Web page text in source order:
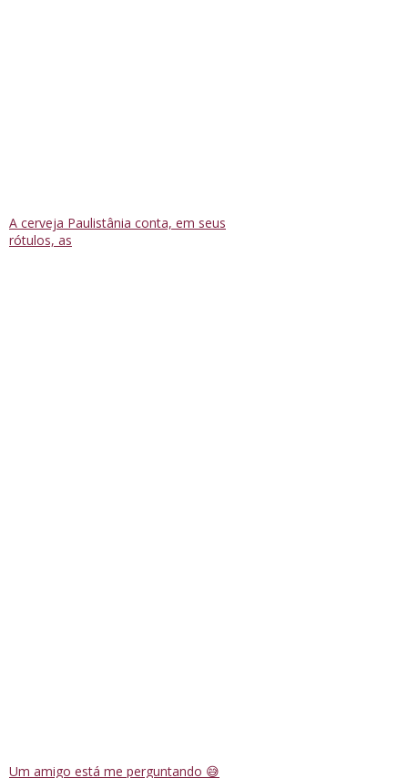
A cerveja Paulistânia conta, em seus
rótulos, as
Um amigo está me perguntando 😅